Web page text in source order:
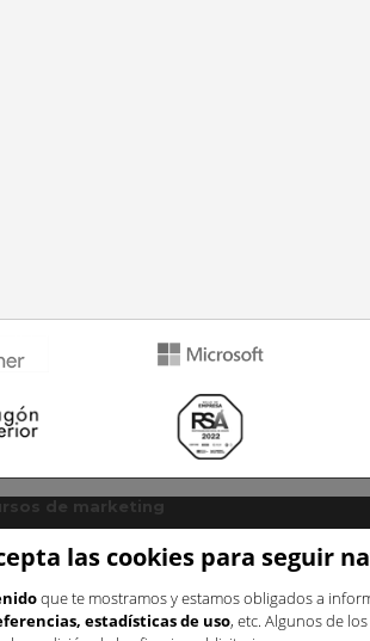
las cookies para seguir
que te mostramos y estamos obligados a
estadísticas de uso, etc. Algunos de
de marketing
plan de marketing
estratégicos
la conversión
clientes